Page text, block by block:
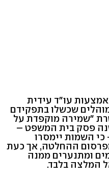
עו"ד עידית
שכשלו בתפקידם
זאת למטרת "שמירה מוקפדת על
פסק בית המשפט –
השמות יימסרו
ההחלטה, אך כעת
ומתנערים ממנה
המלצה בלבד.